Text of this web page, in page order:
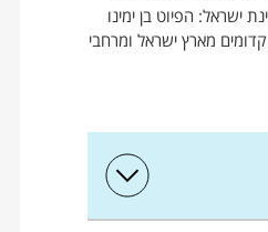
ישראל: הפיוט בן ימינו
מארץ ישראל ומרחבי